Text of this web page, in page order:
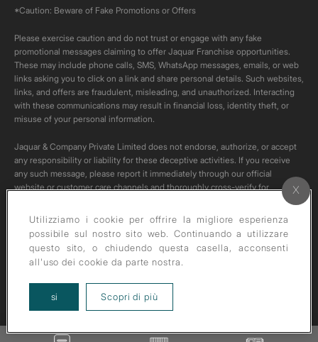
*Caution: Beware of Fake Promotions or Offers
Please exercise caution and do not trust or engage with any fake
promotional messages claiming to offer Jaquar Franchise opportunities.
These may include phone calls, SMS, WhatsApp messages, emails, or web
links asking you to click on a link and share personal details. Such websites,
links, and offers are fraudulent, misleading, and unauthorized. Interacting
with these communications may result in financial loss, identity theft, or
misuse of your personal information.
Jaquar & Company Private Limited does not endorse, authorize, or accept
any responsibility or liability for these deceptive activities. If you receive
any such message, please report it immediately through our official
website or customer care channels and thoroughly cross-verify for
All content on this channel is original. Please do not download or re-upload
these videos to your personal accounts,as it is strictly prohibited under
copyright law.
Utilizziamo i cookie per offrire la migliore esperienza
possibile sul nostro sito web. Continuando a utilizzare
questo sito, o chiudendo questa casella, acconsenti
all'uso dei cookie da parte nostra.
si Scopri di piùabout our privacy policy